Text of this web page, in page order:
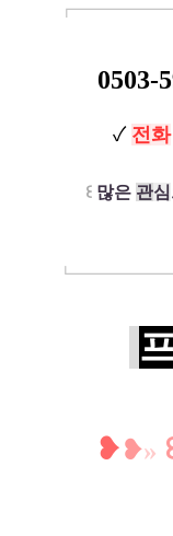
┏━━━━
0503-
✓ 전화
꒰ 많은 관심
┗━━━━━━
❥❥»